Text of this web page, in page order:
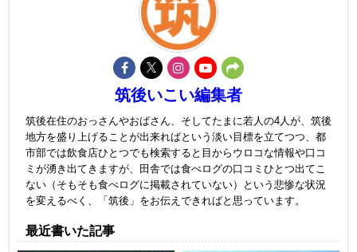
筑後いこい編集者
筑後在住のおっさんやおばさん、そしてたまに若人の4人が、筑後
地方を盛り上げることが出来ればという淡い目標を立てつつ、都
市部では飲食店ひとつでも検索すると目からウロコな情報や口コ
ミが湧き出てきますが、田舎では食べログの口コミひとつ出てこ
ない（そもそも食べログに掲載されていない）という悲惨な状況
を変えるべく、「筑後」をお伝えできればと思っています。
最近書いた記事